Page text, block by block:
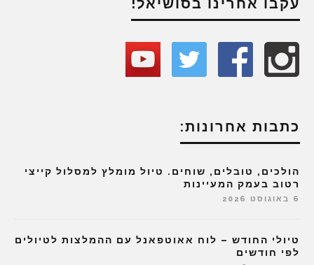
עקבו אחרינו בסושיאל!
כתבות אחרונות:
הולכים, טובלים, שוחים. טיול מומלץ למסלול קייצי
רטוב בעמק המעיינות
6 באוגוסט 2026
טיולי החודש – לוח אאוטפאנל עם ההמלצות לטיולים
לפי חודשים